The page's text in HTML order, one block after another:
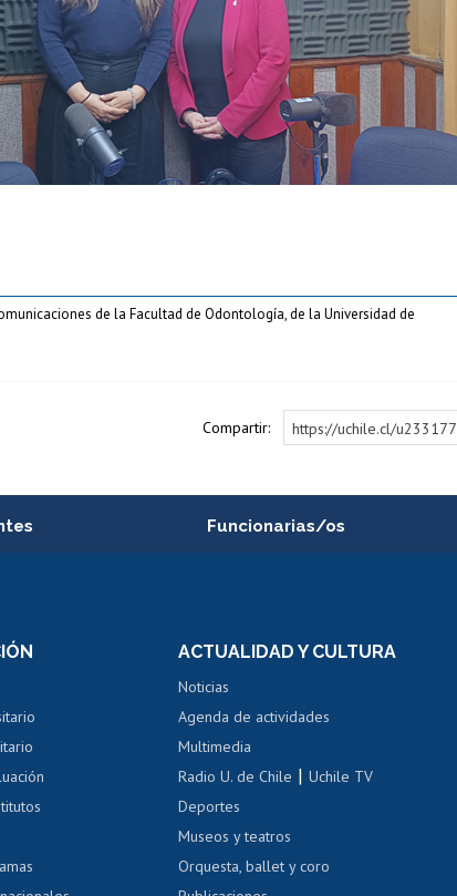
de la Facultad de Odontología, de la Universidad de
Compartir: https://uchile.cl/u233177
docente
académica
al AUCAI
Funcionarias/os
Portal de movilidad interna
Certificado de renta
Certificado de renta
Gestión de correo uchile
Acoso laboral, sexual y violencia
ACTUALIDAD Y CULTURA
Noticias
Agenda de actividades
Multimedia
Radio U. de Chile |Uchile TV
Deportes
Museos y teatros
Orquesta, ballet y coro